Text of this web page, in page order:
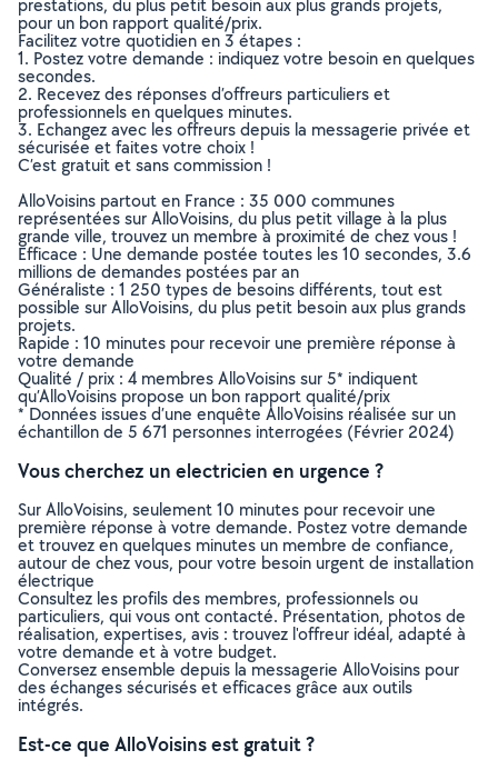
prestations, du plus petit besoin aux plus grands projets,
pour un bon rapport qualité/prix.
Facilitez votre quotidien en 3 étapes :
1. Postez votre demande : indiquez votre besoin en quelques
secondes.
2. Recevez des réponses d’offreurs particuliers et
professionnels en quelques minutes.
3. Echangez avec les offreurs depuis la messagerie privée et
sécurisée et faites votre choix !
C’est gratuit et sans commission !
AlloVoisins partout en France : 35 000 communes
représentées sur AlloVoisins, du plus petit village à la plus
grande ville, trouvez un membre à proximité de chez vous !
Efficace : Une demande postée toutes les 10 secondes, 3.6
millions de demandes postées par an
Généraliste : 1 250 types de besoins différents, tout est
possible sur AlloVoisins, du plus petit besoin aux plus grands
projets.
Rapide : 10 minutes pour recevoir une première réponse à
votre demande
Qualité / prix : 4 membres AlloVoisins sur 5* indiquent
qu’AlloVoisins propose un bon rapport qualité/prix
* Données issues d’une enquête AlloVoisins réalisée sur un
échantillon de 5 671 personnes interrogées (Février 2024)
Vous cherchez un electricien en urgence ?
Sur AlloVoisins, seulement 10 minutes pour recevoir une
première réponse à votre demande. Postez votre demande
et trouvez en quelques minutes un membre de confiance,
autour de chez vous, pour votre besoin urgent de installation
électrique
Consultez les profils des membres, professionnels ou
particuliers, qui vous ont contacté. Présentation, photos de
réalisation, expertises, avis : trouvez l'offreur idéal, adapté à
votre demande et à votre budget.
Conversez ensemble depuis la messagerie AlloVoisins pour
des échanges sécurisés et efficaces grâce aux outils
intégrés.
Est-ce que AlloVoisins est gratuit ?